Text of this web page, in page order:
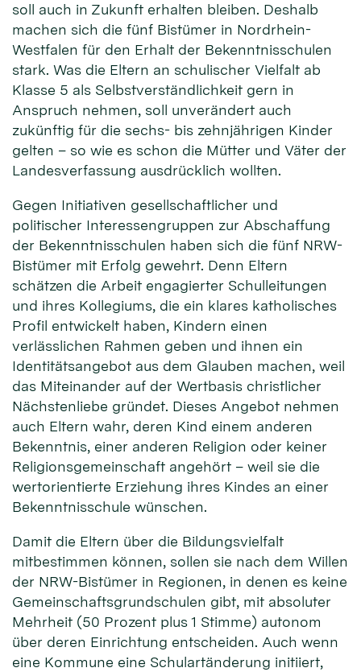
soll auch in Zukunft erhalten bleiben. Deshalb
machen sich die fünf Bistümer in Nordrhein-
Westfalen für den Erhalt der Bekenntnisschulen
stark. Was die Eltern an schulischer Vielfalt ab
Klasse 5 als Selbstverständlichkeit gern in
Anspruch nehmen, soll unverändert auch
zukünftig für die sechs- bis zehnjährigen Kinder
gelten – so wie es schon die Mütter und Väter der
Landesverfassung ausdrücklich wollten.
Gegen Initiativen gesellschaftlicher und
politischer Interessengruppen zur Abschaffung
der Bekenntnisschulen haben sich die fünf NRW-
Bistümer mit Erfolg gewehrt. Denn Eltern
schätzen die Arbeit engagierter Schulleitungen
und ihres Kollegiums, die ein klares katholisches
Profil entwickelt haben, Kindern einen
verlässlichen Rahmen geben und ihnen ein
Identitätsangebot aus dem Glauben machen, weil
das Miteinander auf der Wertbasis christlicher
Nächstenliebe gründet. Dieses Angebot nehmen
auch Eltern wahr, deren Kind einem anderen
Bekenntnis, einer anderen Religion oder keiner
Religionsgemeinschaft angehört – weil sie die
wertorientierte Erziehung ihres Kindes an einer
Bekenntnisschule wünschen.
Damit die Eltern über die Bildungsvielfalt
mitbestimmen können, sollen sie nach dem Willen
der NRW-Bistümer in Regionen, in denen es keine
Gemeinschaftsgrundschulen gibt, mit absoluter
Mehrheit (50 Prozent plus 1 Stimme) autonom
über deren Einrichtung entscheiden. Auch wenn
eine Kommune eine Schulartänderung initiiert,